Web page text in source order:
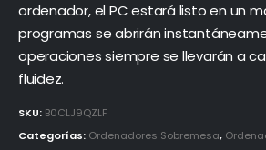
ordenador, el PC estará listo en un
programas se abrirán
operaciones siempre se llevarán a
fluidez.
SKU: B0CLJ9QZLF
Categorías: Ordenadores Sobremesa,